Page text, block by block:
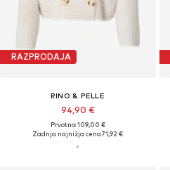
RAZPRODAJA
RINO & PELLE
94,90 €
Prvotno: 109,00 €
Zadnja najnižja cena71,92 €